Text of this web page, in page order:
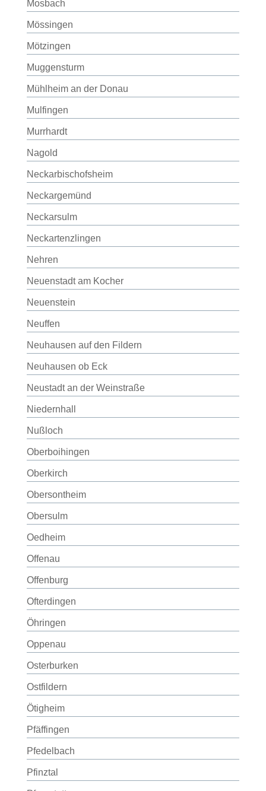
Mosbach
Mössingen
Mötzingen
Muggensturm
Mühlheim an der Donau
Mulfingen
Murrhardt
Nagold
Neckarbischofsheim
Neckargemünd
Neckarsulm
Neckartenzlingen
Nehren
Neuenstadt am Kocher
Neuenstein
Neuffen
Neuhausen auf den Fildern
Neuhausen ob Eck
Neustadt an der Weinstraße
Niedernhall
Nußloch
Oberboihingen
Oberkirch
Obersontheim
Obersulm
Oedheim
Offenau
Offenburg
Ofterdingen
Öhringen
Oppenau
Osterburken
Ostfildern
Ötigheim
Pfäffingen
Pfedelbach
Pfinztal